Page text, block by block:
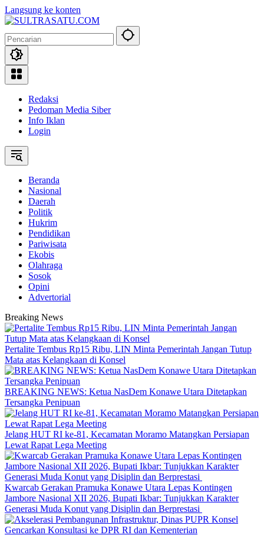
Langsung ke konten
Redaksi
Pedoman Media Siber
Info Iklan
Login
Beranda
Nasional
Daerah
Politik
Hukrim
Pendidikan
Pariwisata
Ekobis
Olahraga
Sosok
Opini
Advertorial
Breaking News
‎Pertalite Tembus Rp15 Ribu, LIN Minta Pemerintah Jangan Tutup
Mata atas Kelangkaan di Konsel
BREAKING NEWS: Ketua NasDem Konawe Utara Ditetapkan
Tersangka Penipuan
‎Jelang HUT RI ke-81, Kecamatan Moramo Matangkan Persiapan
Lewat Rapat Lega Meeting
‎Kwarcab Gerakan Pramuka Konawe Utara Lepas Kontingen
Jambore Nasional XII 2026, Bupati Ikbar: Tunjukkan Karakter
Generasi Muda Konut yang Disiplin dan Berprestasi ‎